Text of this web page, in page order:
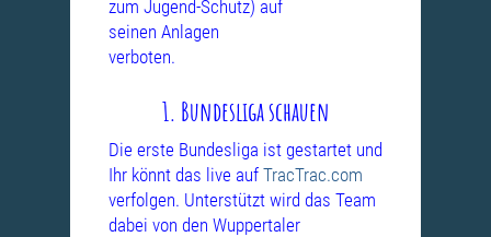
zum Jugend-Schutz) auf
seinen Anlagen
verboten.
1. Bundesliga schauen
Die erste Bundesliga ist gestartet und
Ihr könnt das live auf TracTrac.com
verfolgen. Unterstützt wird das Team
dabei von den Wuppertaler